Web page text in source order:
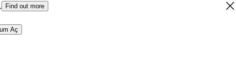
Find out more
Aç